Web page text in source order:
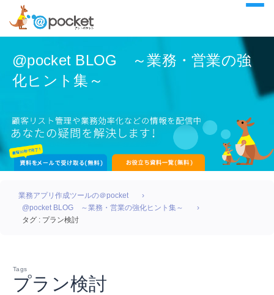
@pocket BLOG ～業務・営業の強
化ヒント集～
業務アプリ作成ツールの＠pocket
@pocket BLOG ～業務・営業の強化ヒント集～
タグ : プラン検討
プラン検討